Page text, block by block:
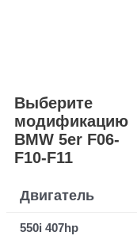
Выберите
модификацию
BMW 5er F06-
F10-F11
Двигатель
550i 407hp